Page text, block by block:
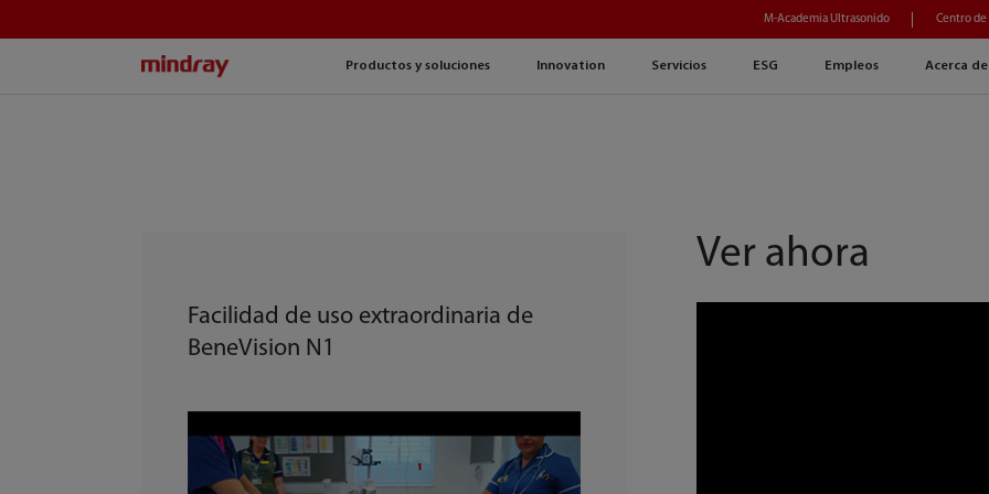
Productos y soluciones Innovation Servicios ESG Empleos Acerca
M-Academia Ultrasonido Centro de
Facilidad de uso extraordinaria de
BeneVision N1
Ver ahora